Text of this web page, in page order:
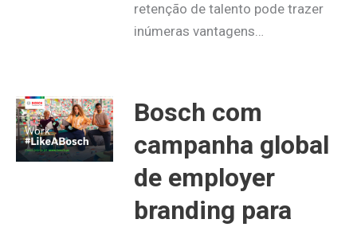
retenção de talento pode trazer
inúmeras vantagens…
Bosch com
campanha global
de employer
branding para